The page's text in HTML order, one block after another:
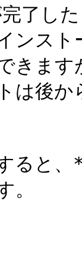
了し
ンス
きま
は後
ると
。